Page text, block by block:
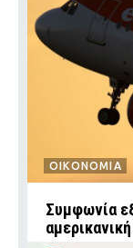
ΟΙΚΟΝΟΜΙΑ
Συμφωνία